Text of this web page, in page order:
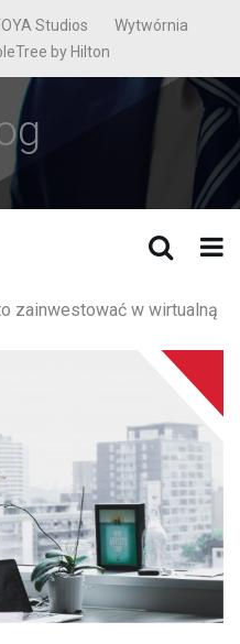
Studios
Wytwórnia
by Hilton
zainwestować w wirtualną